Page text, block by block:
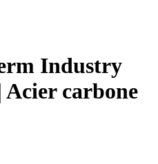
Industry
Acier carbone